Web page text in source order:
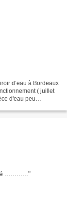
( juillet
d'eau peu